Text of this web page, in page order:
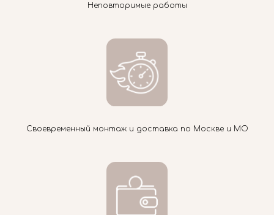
Неповторимые работы
Своевременный монтаж и доставка по Москве и МО